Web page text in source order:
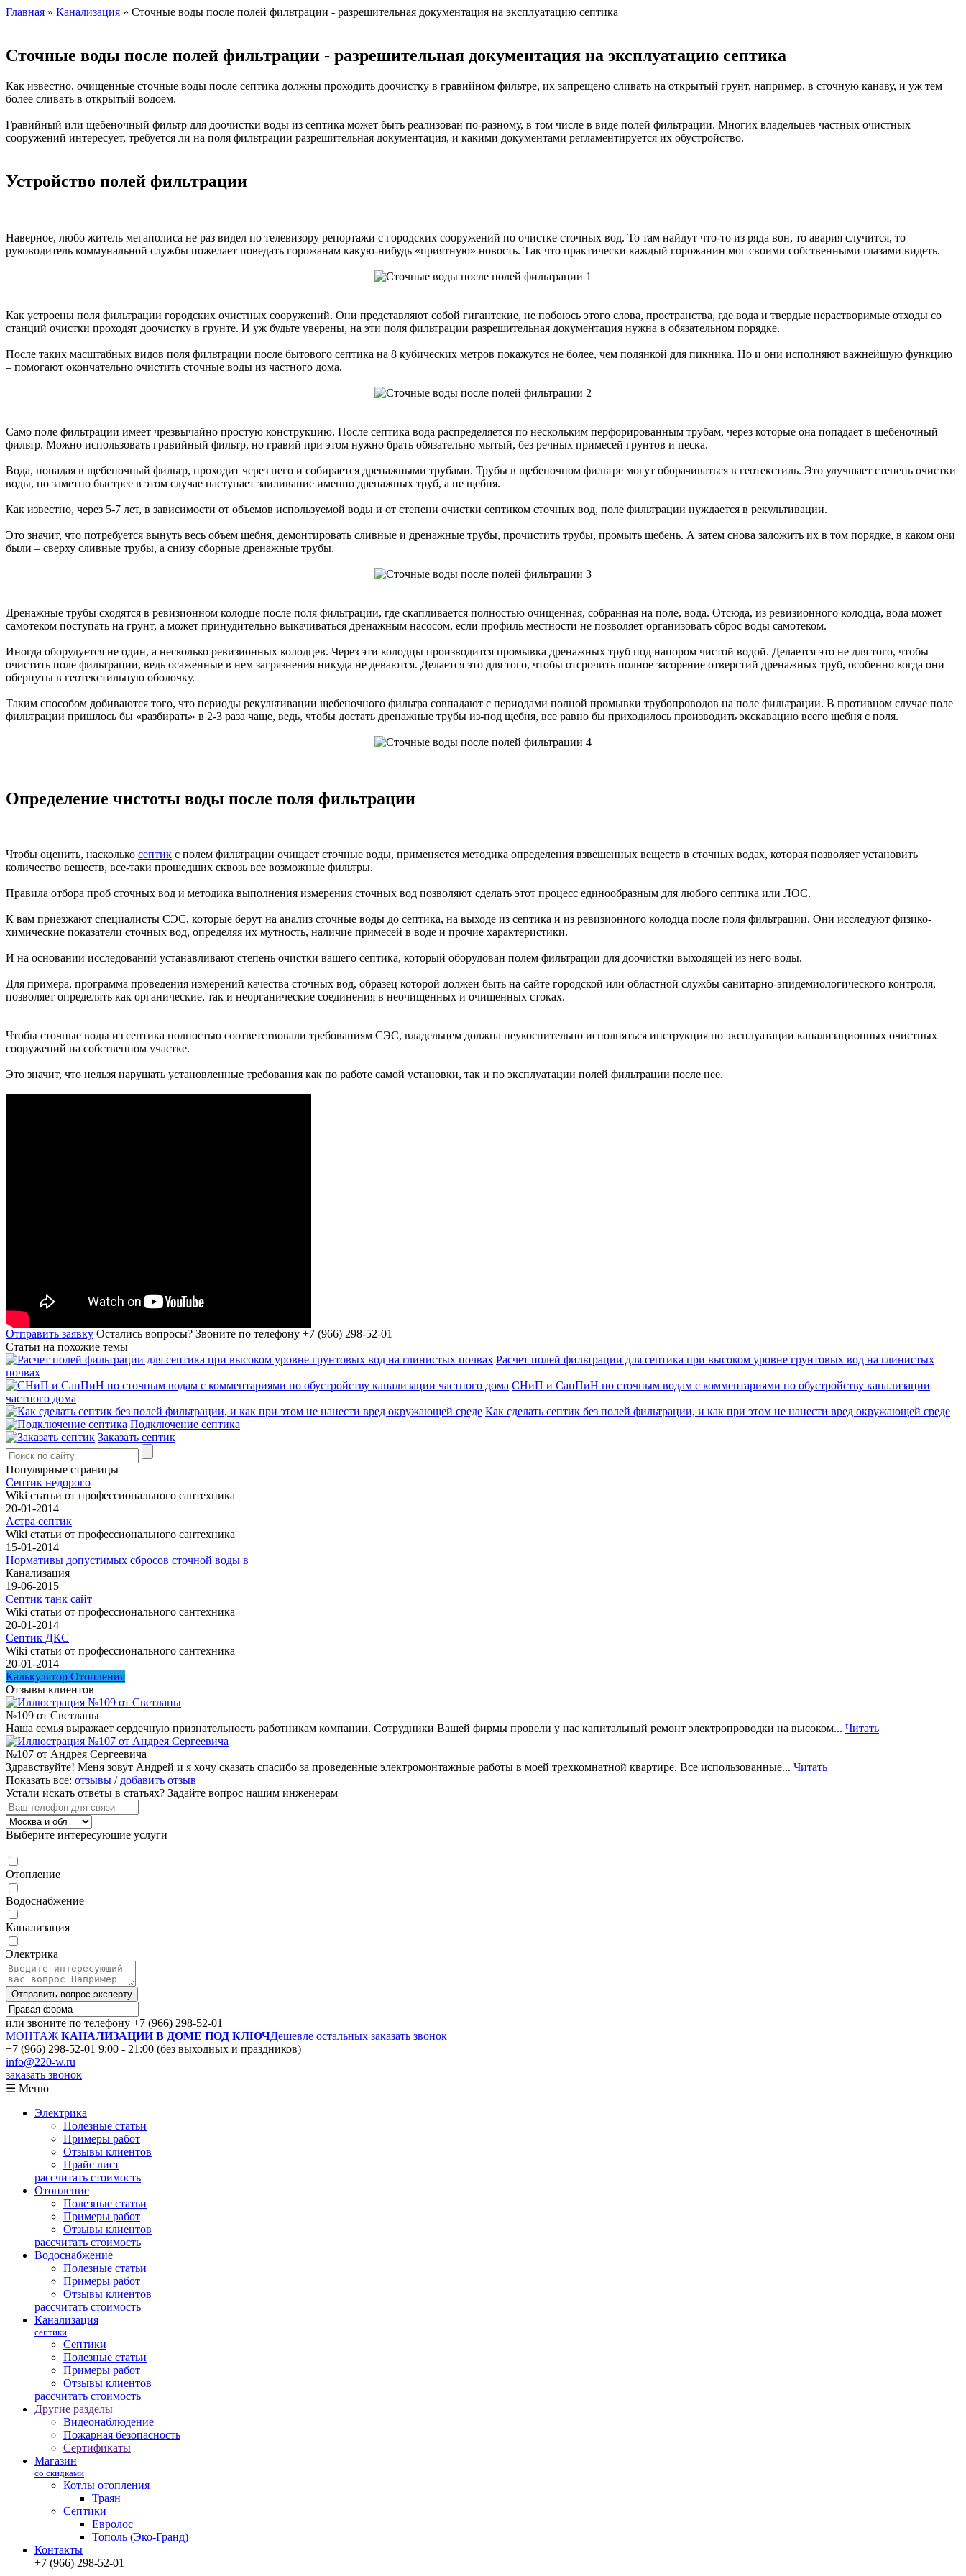
Главная » Канализация » Сточные воды после полей фильтрации - разрешительная документация на эксплуатацию септика
Сточные воды после полей фильтрации - разрешительная документация на эксплуатацию септика
Как известно, очищенные сточные воды после септика должны проходить доочистку в гравийном фильтре, их запрещено сливать на открытый грунт, например, в сточную канаву, и уж тем
более сливать в открытый водоем.
Гравийный или щебеночный фильтр для доочистки воды из септика может быть реализован по-разному, в том числе в виде полей фильтрации. Многих владельцев частных очистных
сооружений интересует, требуется ли на поля фильтрации разрешительная документация, и какими документами регламентируется их обустройство.
Устройство полей фильтрации
Наверное, любо житель мегаполиса не раз видел по телевизору репортажи с городских сооружений по очистке сточных вод. То там найдут что-то из ряда вон, то авария случится, то
руководитель коммунальной службы пожелает поведать горожанам какую-нибудь «приятную» новость. Так что практически каждый горожанин мог своими собственными глазами видеть.
Как устроены поля фильтрации городских очистных сооружений. Они представляют собой гигантские, не побоюсь этого слова, пространства, где вода и твердые нерастворимые отходы со
станций очистки проходят доочистку в грунте. И уж будьте уверены, на эти поля фильтрации разрешительная документация нужна в обязательном порядке.
После таких масштабных видов поля фильтрации после бытового септика на 8 кубических метров покажутся не более, чем полянкой для пикника. Но и они исполняют важнейшую функцию
– помогают окончательно очистить сточные воды из частного дома.
Само поле фильтрации имеет чрезвычайно простую конструкцию. После септика вода распределяется по нескольким перфорированным трубам, через которые она попадает в щебеночный
фильтр. Можно использовать гравийный фильтр, но гравий при этом нужно брать обязательно мытый, без речных примесей грунтов и песка.
Вода, попадая в щебеночный фильтр, проходит через него и собирается дренажными трубами. Трубы в щебеночном фильтре могут оборачиваться в геотекстиль. Это улучшает степень очистки
воды, но заметно быстрее в этом случае наступает заиливание именно дренажных труб, а не щебня.
Как известно, через 5-7 лет, в зависимости от объемов используемой воды и от степени очистки септиком сточных вод, поле фильтрации нуждается в рекультивации.
Это значит, что потребуется вынуть весь объем щебня, демонтировать сливные и дренажные трубы, прочистить трубы, промыть щебень. А затем снова заложить их в том порядке, в каком они
были – сверху сливные трубы, а снизу сборные дренажные трубы.
Дренажные трубы сходятся в ревизионном колодце после поля фильтрации, где скапливается полностью очищенная, собранная на поле, вода. Отсюда, из ревизионного колодца, вода может
самотеком поступать на грунт, а может принудительно выкачиваться дренажным насосом, если профиль местности не позволяет организовать сброс воды самотеком.
Иногда оборудуется не один, а несколько ревизионных колодцев. Через эти колодцы производится промывка дренажных труб под напором чистой водой. Делается это не для того, чтобы
очистить поле фильтрации, ведь осаженные в нем загрязнения никуда не деваются. Делается это для того, чтобы отсрочить полное засорение отверстий дренажных труб, особенно когда они
обернуты в геотекстильную оболочку.
Таким способом добиваются того, что периоды рекультивации щебеночного фильтра совпадают с периодами полной промывки трубопроводов на поле фильтрации. В противном случае поле
фильтрации пришлось бы «разбирать» в 2-3 раза чаще, ведь, чтобы достать дренажные трубы из-под щебня, все равно бы приходилось производить экскавацию всего щебня с поля.
Определение чистоты воды после поля фильтрации
Чтобы оценить, насколько септик с полем фильтрации очищает сточные воды, применяется методика определения взвешенных веществ в сточных водах, которая позволяет установить
количество веществ, все-таки прошедших сквозь все возможные фильтры.
Правила отбора проб сточных вод и методика выполнения измерения сточных вод позволяют сделать этот процесс единообразным для любого септика или ЛОС.
К вам приезжают специалисты СЭС, которые берут на анализ сточные воды до септика, на выходе из септика и из ревизионного колодца после поля фильтрации. Они исследуют физико-
химические показатели сточных вод, определяя их мутность, наличие примесей в воде и прочие характеристики.
И на основании исследований устанавливают степень очистки вашего септика, который оборудован полем фильтрации для доочистки выходящей из него воды.
Для примера, программа проведения измерений качества сточных вод, образец которой должен быть на сайте городской или областной службы санитарно-эпидемиологического контроля,
позволяет определять как органические, так и неорганические соединения в неочищенных и очищенных стоках.
Чтобы сточные воды из септика полностью соответствовали требованиям СЭС, владельцем должна неукоснительно исполняться инструкция по эксплуатации канализационных очистных
сооружений на собственном участке.
Это значит, что нельзя нарушать установленные требования как по работе самой установки, так и по эксплуатации полей фильтрации после нее.
Отправить заявку Остались вопросы? Звоните по телефону +7 (966) 298-52-01
Статьи на похожие темы
Расчет полей фильтрации для септика при высоком уровне грунтовых вод на глинистых
почвах
СНиП и СанПиН по сточным водам с комментариями по обустройству канализации
частного дома
Как сделать септик без полей фильтрации, и как при этом не нанести вред окружающей среде
Подключение септика
Заказать септик
Популярные страницы
Септик недорого
Wiki статьи от профессионального сантехника
20-01-2014
Астра септик
Wiki статьи от профессионального сантехника
15-01-2014
Нормативы допустимых сбросов сточной воды в
Канализация
19-06-2015
Септик танк сайт
Wiki статьи от профессионального сантехника
20-01-2014
Септик ДКС
Wiki статьи от профессионального сантехника
20-01-2014
Калькулятор Отопления
Отзывы клиентов
№109 от Светланы
Наша семья выражает сердечную признательность работникам компании. Сотрудники Вашей фирмы провели у нас капитальный ремонт электропроводки на высоком... Читать
№107 от Андрея Сергеевича
Здравствуйте! Меня зовут Андрей и я хочу сказать спасибо за проведенные электромонтажные работы в моей трехкомнатной квартире. Все использованные... Читать
Показать все: отзывы /добавить отзыв
Устали искать ответы в статьях? Задайте вопрос нашим инженерам
Выберите интересующие услуги
Отопление
Водоснабжение
Канализация
Электрика
Отправить вопрос эксперту
или звоните по телефону +7 (966) 298-52-01
МОНТАЖ КАНАЛИЗАЦИИ В ДОМЕ ПОД КЛЮЧДешевле остальных заказать звонок
+7 (966) 298-52-01 9:00 - 21:00 (без выходных и праздников)
info@220-w.ru
заказать звонок
☰ Меню
Электрика
Полезные статьи
Примеры работ
Отзывы клиентов
Прайс лист
рассчитать стоимость
Отопление
Полезные статьи
Примеры работ
Отзывы клиентов
рассчитать стоимость
Водоснабжение
Полезные статьи
Примеры работ
Отзывы клиентов
рассчитать стоимость
Канализация
септики
Септики
Полезные статьи
Примеры работ
Отзывы клиентов
рассчитать стоимость
Другие разделы
Видеонаблюдение
Пожарная безопасность
Сертификаты
Магазин
со скидками
Котлы отопления
Траян
Септики
Евролос
Тополь (Эко-Гранд)
Контакты
+7 (966) 298-52-01